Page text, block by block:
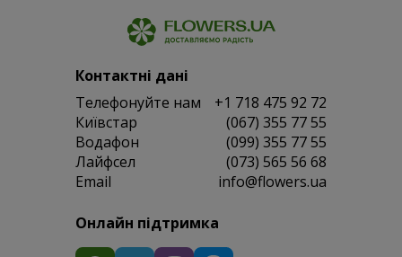
Контактні дані
Телефонуйте нам
+1 718 475 92 72
Київстар
(067) 355 77 55
Водафон
(099) 355 77 55
Лайфсел
(073) 565 56 68
Email
info@flowers.ua
Онлайн підтримка